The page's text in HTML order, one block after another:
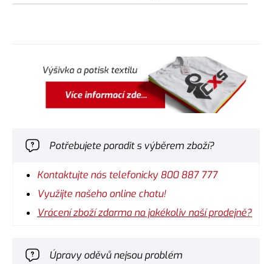
Potřebujete poradit s výběrem zboží?
Kontaktujte nás telefonicky 800 887 777
Využijte našeho online chatu!
Vrácení zboží zdarma na jakékoliv naší prodejně?
Úpravy oděvů nejsou problém